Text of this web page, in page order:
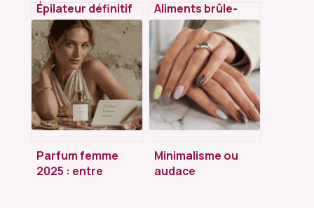
Épilateur définitif
avis : ce qu’il faut
vraiment savoir
avant d’acheter
Aliments brûle-
graisse : comment
stimuler votre
métabolisme,
limiter le stockage
et optimiser votre
satiété ?
Parfum femme
2025 : entre
Minimalisme ou
audace